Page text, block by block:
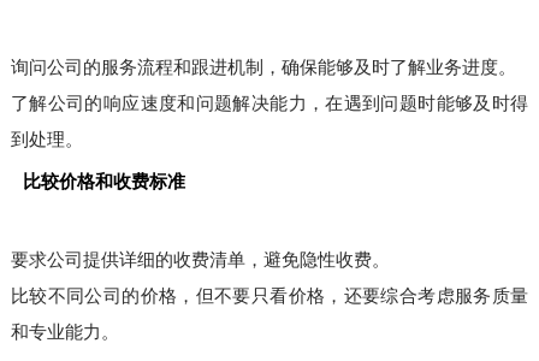
询问公司的服务流程和跟进机制，确保能够及时了解业务进度。
了解公司的响应速度和问题解决能力，在遇到问题时能够及时得
到处理。
比较价格和收费标准
要求公司提供详细的收费清单，避免隐性收费。
比较不同公司的价格，但不要只看价格，还要综合考虑服务质量
和专业能力。